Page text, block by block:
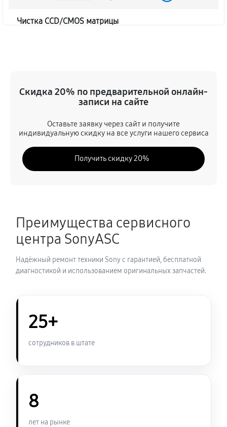
Чистка CCD/CMOS матрицы
Замена платы отсека карты памяти
60 минут
Замена материнской платы
3960 руб 60 минут
Замена корпуса фотоаппарата Sony HX100V
2640 руб
Замена контроллера питания
Замена дисплея (экрана)
Замена устройства стабилизации
Скидка 20% по предварительной онлайн-
записи на сайте
Оставьте заявку через сайт и получите
индивидуальную скидку на все услуги нашего сервиса
Получить скидку 20%
Преимущества сервисного
центра SonyASC
Надёжный ремонт техники Sony с гарантией, бесплатной
диагностикой и использованием оригинальных запчастей.
25+
сотрудников в штате
8
лет на рынке